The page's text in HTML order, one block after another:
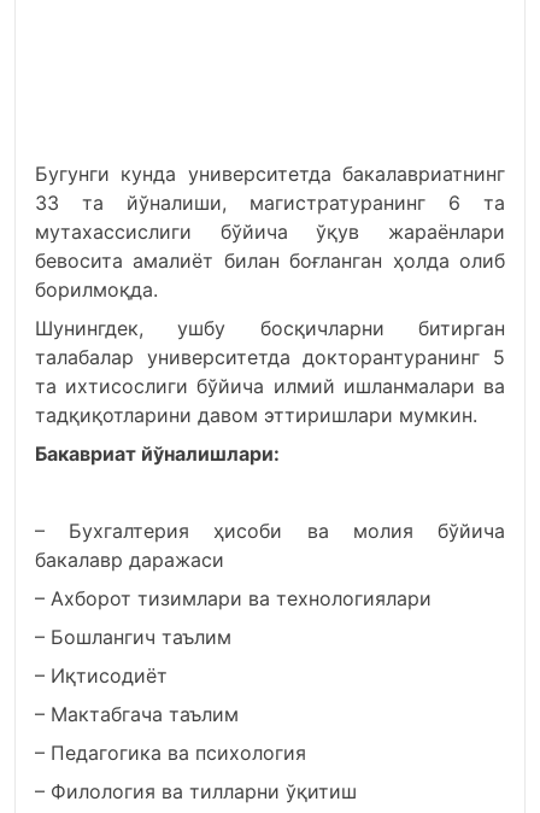
Бугунги кунда университетда бакалавриатнинг
33 та йўналиши, магистратуранинг 6 та
мутахассислиги бўйича ўқув жараёнлари
бевосита амалиёт билан боғланган ҳолда олиб
борилмоқда.
Шунингдек, ушбу босқичларни битирган
талабалар университетда докторантуранинг 5
та ихтисослиги бўйича илмий ишланмалари ва
тадқиқотларини давом эттиришлари мумкин.
Бакавриат йўналишлари:
– Бухгалтерия ҳисоби ва молия бўйича
бакалавр даражаси
– Ахборот тизимлари ва технологиялари
– Бошлангич таълим
– Иқтисодиёт
– Мактабгача таълим
– Педагогика ва психология
– Филология ва тилларни ўқитиш